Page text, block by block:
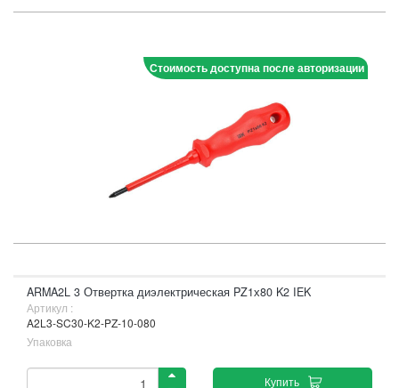
Стоимость доступна после авторизации
ARMA2L 3 Отвертка диэлектрическая PZ1х80 K2 IEK
Артикул :
A2L3-SC30-K2-PZ-10-080
Упаковка
Купить